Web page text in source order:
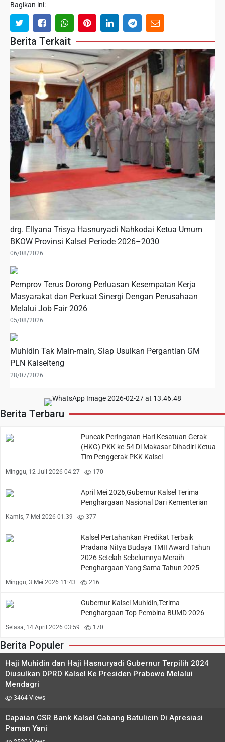
Bagikan ini:
Berita Terkait
drg. Ellyana Trisya Hasnuryadi Nahkodai Ketua Umum
BKOW Provinsi Kalsel Periode 2026–2030
06/08/2026
Pemprov Terus Dorong Perluasan Kesempatan Kerja
Masyarakat dan Perkuat Sinergi Dengan Perusahaan
Melalui Job Fair 2026
05/08/2026
Muhidin Tak Main-main, Siap Usulkan Pergantian GM
PLN Kalselteng
28/07/2026
Berita Terbaru
Puncak Peringatan Hari Kesatuan Gerak
(HKG) PKK ke-54 Di Makasar Dihadiri Ketua
Tim Penggerak PKK Kalsel
Minggu, 12 Juli 2026 04:27 | 170
April Mei 2026,Gubernur Kalsel Terima
Penghargaan Nasional Dari Kementerian
Kamis, 7 Mei 2026 01:39 | 377
Kalsel Pertahankan Predikat Terbaik
Pradana Nitya Budaya TMII Award Tahun
2026 Setelah Sebelumnya Meraih
Penghargaan Yang Sama Tahun 2025
Minggu, 3 Mei 2026 11:43 | 216
Gubernur Kalsel Muhidin,Terima
Penghargaan Top Pembina BUMD 2026
Selasa, 14 April 2026 03:59 | 170
Berita Populer
Haji Muhidin dan Haji Hasnuryadi Gubernur Terpilih 2024
Diusulkan DPRD Kalsel Ke Presiden Prabowo Melalui
Mendagri
3464 Views
Capaian CSR Bank Kalsel Cabang Batulicin Di Apresiasi
Paman Yani